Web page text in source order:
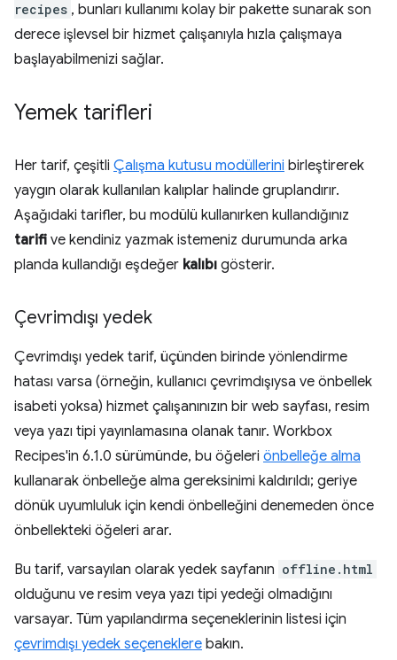
recipes , bunları kullanımı kolay bir pakette sunarak son
derece işlevsel bir hizmet çalışanıyla hızla çalışmaya
başlayabilmenizi sağlar.
Yemek tarifleri
Her tarif, çeşitli Çalışma kutusu modüllerini birleştirerek
yaygın olarak kullanılan kalıplar halinde gruplandırır.
Aşağıdaki tarifler, bu modülü kullanırken kullandığınız
tarifi ve kendiniz yazmak istemeniz durumunda arka
planda kullandığı eşdeğer kalıbı gösterir.
Çevrimdışı yedek
Çevrimdışı yedek tarif, üçünden birinde yönlendirme
hatası varsa (örneğin, kullanıcı çevrimdışıysa ve önbellek
isabeti yoksa) hizmet çalışanınızın bir web sayfası, resim
veya yazı tipi yayınlamasına olanak tanır. Workbox
Recipes'in 6.1.0 sürümünde, bu öğeleri önbelleğe alma
kullanarak önbelleğe alma gereksinimi kaldırıldı; geriye
dönük uyumluluk için kendi önbelleğini denemeden önce
önbellekteki öğeleri arar.
Bu tarif, varsayılan olarak yedek sayfanın offline.html
olduğunu ve resim veya yazı tipi yedeği olmadığını
varsayar. Tüm yapılandırma seçeneklerinin listesi için
çevrimdışı yedek seçeneklere bakın.